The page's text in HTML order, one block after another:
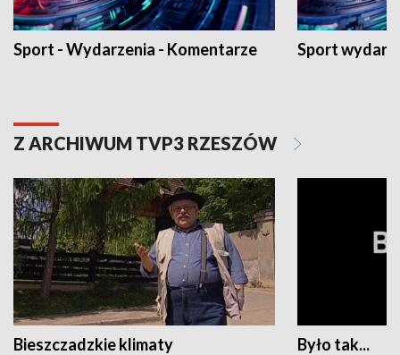
Sport - Wydarzenia - Komentarze Sport
Z ARCHIWUM TVP3 RZESZÓW
Bieszczadzkie klimaty Było tak...